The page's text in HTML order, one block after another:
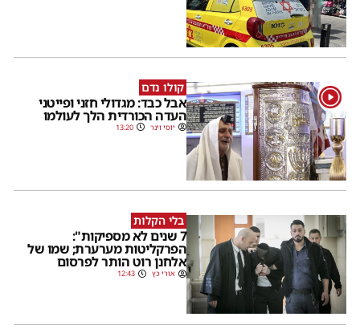
1 קולו נדם
אבל כבד: מגדולי חזני ופייטני
העדה הכורדית הלך לעולמו
יוסי וינר 13:20
בלי הקלות
7 שנים לא מספיקות":
הפרקליטות מערערת; שמו של
אלחנן רוט הותר לפרסום
אורי כץ 12:43